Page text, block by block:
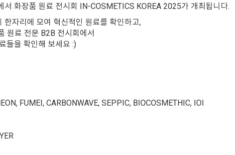
화장품 원료 전시회 IN-COSMETICS KOREA 2025가 개최됩니다.
자리에 모여 혁신적인 원료를 확인하고,
원료 전문 B2B 전시회에서
들을 확인해 보세요 :)
FUMEI, CARBONWAVE, SEPPIC, BIOCOSMETHIC, IOI